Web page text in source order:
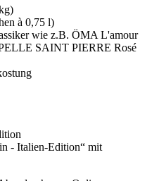
à 0,75 l)
wie z.B. ÖMA L'amour
SAINT PIERRE Rosé
- Italien-Edition“ mit